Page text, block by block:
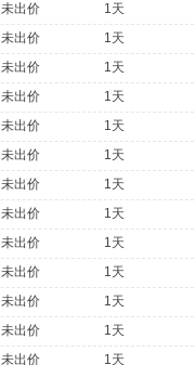
未出价
1天
未出价
1天
未出价
1天
未出价
1天
未出价
1天
未出价
1天
未出价
1天
未出价
1天
未出价
1天
未出价
1天
未出价
1天
未出价
1天
未出价
1天